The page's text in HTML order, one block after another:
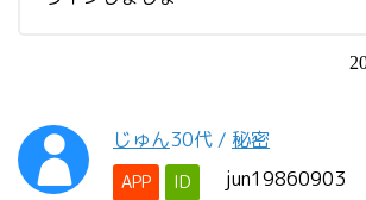
じゅん30代 / 秘密
APP ID jun19860903